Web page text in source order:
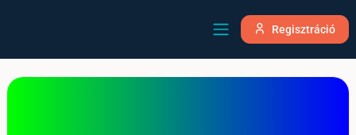
Regisztráció